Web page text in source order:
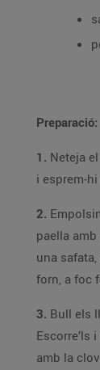
Preparació:
1. Neteja el
i esprem-
2.
paella amb
una safata, amanit amb mantega fosa. Posa’l al
forn, a foc
3. Bull els
Escorre’ls
amb la clova. Obre les cloïsses al vapor